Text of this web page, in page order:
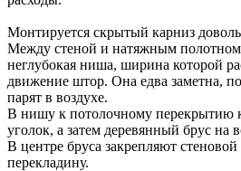
Монтируется скрытый карниз
Между стеной и натяжным полотном
неглубокая ниша, ширина которой
движение штор. Она едва заметна,
парят в воздухе.
В нишу к потолочному перекрытию
уголок, а затем деревянный брус на
В центре бруса закрепляют
перекладину.